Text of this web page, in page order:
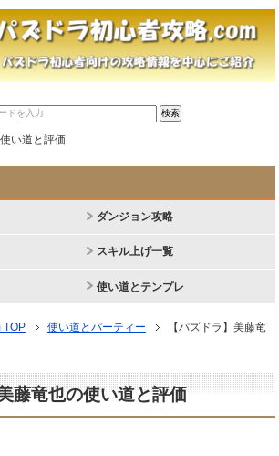
い道と評価
ダンジョン攻略
スキル上げ一覧
使い道とテンプレ
TOP 使い道とパーティー
【パズドラ】美藤竜
藤竜也の使い道と評価